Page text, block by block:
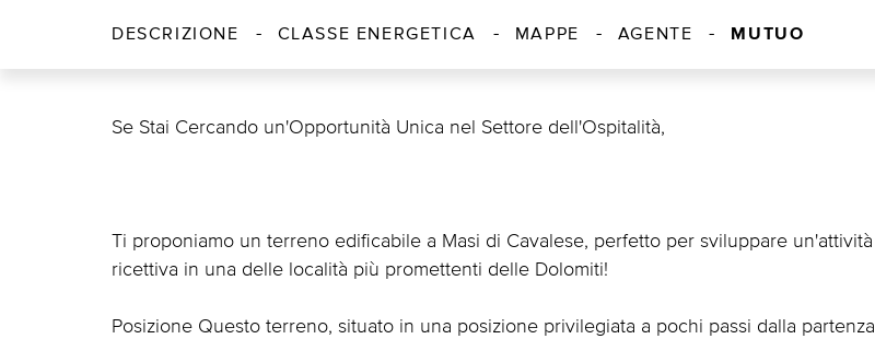
DESCRIZIONE CLASSE ENERGETICA MAPPE AGENTE MUTUO
Se Stai Cercando un'Opportunità Unica nel Settore dell'Ospitalità,
Ti proponiamo un terreno edificabile a Masi di Cavalese, perfetto per sviluppare un'attività
ricettiva in una delle località più promettenti delle Dolomiti!
Posizione Questo terreno, situato in una posizione privilegiata a pochi passi dalla partenza